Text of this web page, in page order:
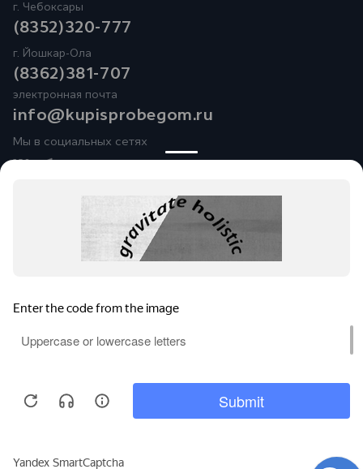
г. Чебоксары
(8352)320-777
г. Йошкар-Ола
(8362)381-707
электронная почта
info@kupisprobegom.ru
Мы в социальных сетях
Юридические лица ООО «Альянс-АвтоМаркет»
(Фактический адрес: Чувашская Республика, Чебоксарский
район, Синьяльское сельское поселение, д. Пихтулино, ул.
Кокшайский проезд, д. 55; Телефон:
Реализуемые товары доступны к получению на территории
при каких условиях не является публичной офертой,
определяемой положениями Статьи 437 Гражданского
кодекса Российской Федерации. По вопросам покупки авто,